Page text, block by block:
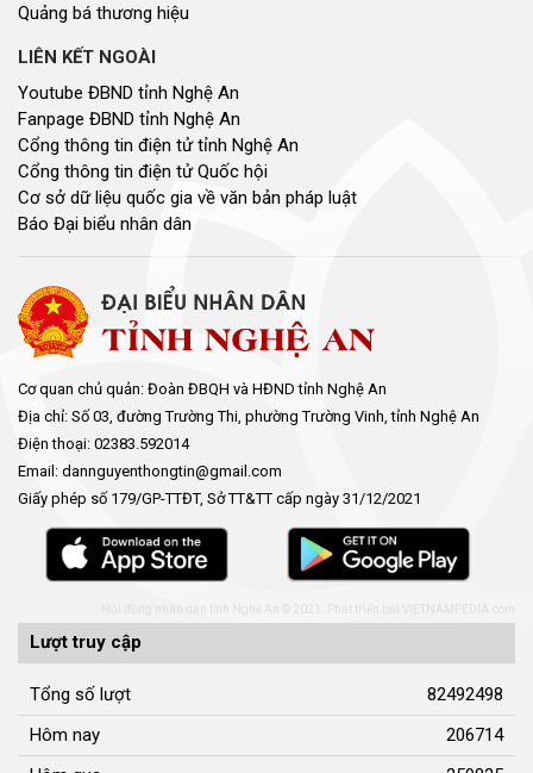
Quảng bá thương hiệu
LIÊN KẾT NGOÀI
Youtube ĐBND tỉnh Nghệ An
Fanpage ĐBND tỉnh Nghệ An
Cổng thông tin điện tử tỉnh Nghệ An
Cổng thông tin điện tử Quốc hội
Cơ sở dữ liệu quốc gia về văn bản pháp luật
Báo Đại biểu nhân dân
Cơ quan chủ quản: Đoàn ĐBQH và HĐND tỉnh Nghệ An
Địa chỉ: Số 03, đường Trường Thi, phường Trường Vinh, tỉnh Nghệ An
Điện thoại: 02383.592014
Email: dannguyenthongtin@gmail.com
Giấy phép số 179/GP-TTĐT, Sở TT&TT cấp ngày 31/12/2021
Hội đồng nhân dân tỉnh Nghệ An © 2021. Phát triển bởi
Lượt truy cập
Tổng số lượt
82492498
Hôm nay
206714